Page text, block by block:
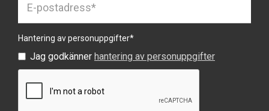
Hantering av personuppgifter*
Jag godkänner hantering av personuppgifter